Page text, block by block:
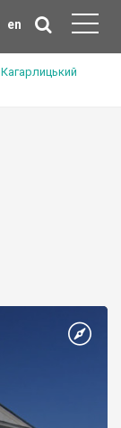
en
Кагарлицький